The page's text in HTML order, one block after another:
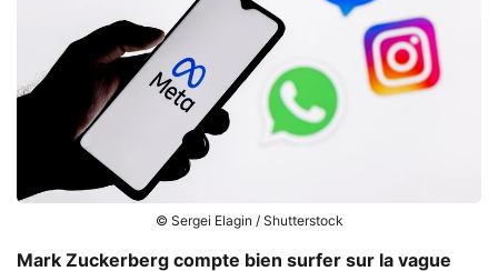
© Sergei Elagin / Shutterstock
Mark Zuckerberg compte bien surfer sur la vague